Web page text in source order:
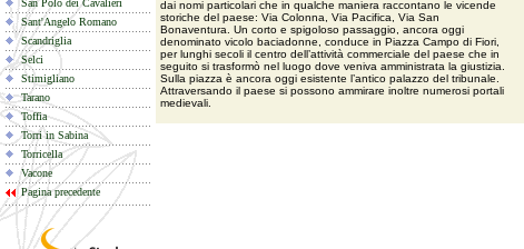
San Polo dei Cavalieri
Sant'Angelo Romano
Scandriglia
Selci
Stimigliano
Tarano
Toffia
Torri in Sabina
Torricella
Vacone
Pagina precedente
dai nomi particolari che in qualche maniera raccontano le vicende
storiche del paese: Via Colonna, Via Pacifica, Via San
Bonaventura. Un corto e spigoloso passaggio, ancora oggi
denominato vicolo baciadonne, conduce in Piazza Campo di Fiori,
per lunghi secoli il centro dell’attività commerciale del paese che in
seguito si trasformò nel luogo dove veniva amministrata la giustizia.
Sulla piazza è ancora oggi esistente l’antico palazzo del tribunale.
Attraversando il paese si possono ammirare inoltre numerosi portali
medievali.